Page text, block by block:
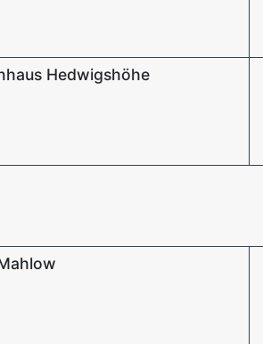
Hedwigshöhe